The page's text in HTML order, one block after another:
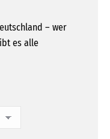
– wer
es alle